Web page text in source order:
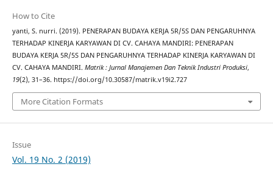
How to Cite
yanti, S. nurri. (2019). PENERAPAN BUDAYA KERJA 5R/5S DAN PENGARUHNYA
TERHADAP KINERJA KARYAWAN DI CV. CAHAYA MANDIRI: PENERAPAN
BUDAYA KERJA 5R/5S DAN PENGARUHNYA TERHADAP KINERJA KARYAWAN DI
CV. CAHAYA MANDIRI. Matrik : Jurnal Manajemen Dan Teknik Industri Produksi,
19(2), 31–36. https://doi.org/10.30587/matrik.v19i2.727
More Citation Formats
Issue
Vol. 19 No. 2 (2019)